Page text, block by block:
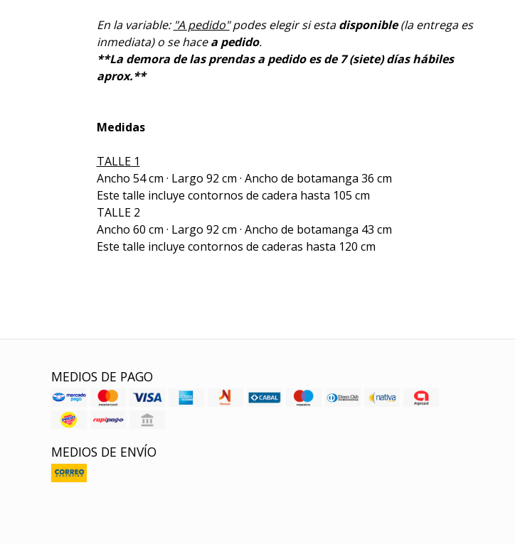
En la variable: "A pedido"podes elegir si estadisponible(la entrega es
inmediata) o se hacea pedido.
**La demora de las prendas a pedido es de 7 (siete) días hábiles
aprox.**
Medidas
TALLE 1
Ancho 54 cm · Largo 92 cm · Ancho de botamanga 36 cm
Este talle incluye contornos de cadera hasta 105 cm
TALLE 2
Ancho 60 cm · Largo 92 cm · Ancho de botamanga 43 cm
Este talle incluye contornos de caderas hasta 120 cm
MEDIOS DE PAGO
MEDIOS DE ENVÍO